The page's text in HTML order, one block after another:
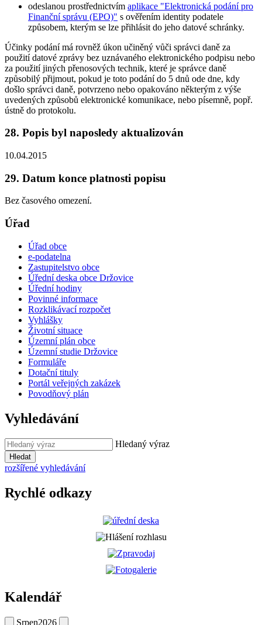
odeslanou prostřednictvím aplikace "Elektronická podání pro
Finanční správu (EPO)" s ověřením identity podatele
způsobem, kterým se lze přihlásit do jeho datové schránky.
Účinky podání má rovněž úkon učiněný vůči správci daně za
použití datové zprávy bez uznávaného elektronického podpisu nebo
za použití jiných přenosových technik, které je správce daně
způsobilý přijmout, pokud je toto podání do 5 dnů ode dne, kdy
došlo správci daně, potvrzeno nebo opakováno některým z výše
uvedených způsobů elektronické komunikace, nebo písemně, popř.
ústně do protokolu.
28. Popis byl naposledy aktualizován
10.04.2015
29. Datum konce platnosti popisu
Bez časového omezení.
Úřad
Úřad obce
e-podatelna
Zastupitelstvo obce
Úřední deska obce Držovice
Úřední hodiny
Povinné informace
Rozklikávací rozpočet
Vyhlášky
Životní situace
Územní plán obce
Územní studie Držovice
Formuláře
Dotační tituly
Portál veřejných zakázek
Povodňový plán
Vyhledávání
Hledaný výraz
Hledat
rozšířené vyhledávání
Rychlé odkazy
Kalendář
Srpen2026